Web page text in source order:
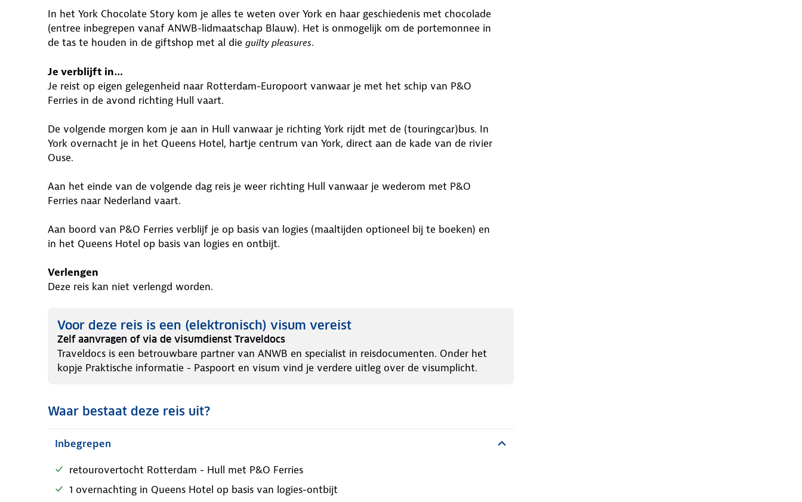
In het York Chocolate Story kom je alles te weten over York en haar geschiedenis met chocolade
(entree inbegrepen vanaf ANWB-lidmaatschap Blauw). Het is onmogelijk om de portemonnee in
de tas te houden in de giftshop met al die guilty pleasures.
Je verblijft in…
Je reist op eigen gelegenheid naar Rotterdam-Europoort vanwaar je met het schip van P&O
Ferries in de avond richting Hull vaart.
De volgende morgen kom je aan in Hull vanwaar je richting York rijdt met de (touringcar)bus. In
York overnacht je in het Queens Hotel, hartje centrum van York, direct aan de kade van de rivier
Ouse.
Aan het einde van de volgende dag reis je weer richting Hull vanwaar je wederom met P&O
Ferries naar Nederland vaart.
Aan boord van P&O Ferries verblijf je op basis van logies (maaltijden optioneel bij te boeken) en
in het Queens Hotel op basis van logies en ontbijt.
Verlengen
Deze reis kan niet verlengd worden.
Voor deze reis is een (elektronisch) visum vereist
Zelf aanvragen of via de visumdienst Traveldocs
Traveldocs is een betrouwbare partner van ANWB en specialist in reisdocumenten. Onder het
kopje Praktische informatie - Paspoort en visum vind je verdere uitleg over de visumplicht.
Waar bestaat deze reis uit?
Inbegrepen
retourovertocht Rotterdam - Hull met P&O Ferries
1 overnachting in Queens Hotel op basis van logies-ontbijt